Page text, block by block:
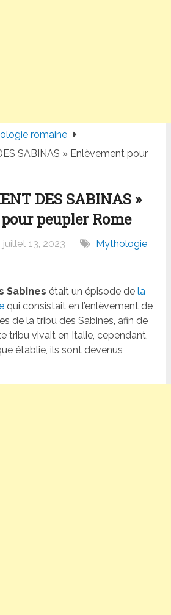
romaine
SABINAS » Enlèvement pour
DES SABINAS »
peupler Rome
juillet 13, 2023
Mythologie
Sabines était un épisode dela
qui consistait en l’enlèvement de
de la tribu des Sabines, afin de
tribu vivait en Italie, cependant,
établie, ils sont devenus